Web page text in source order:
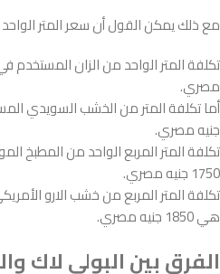
مع ذلك يمكن القول أن سعر المتر
مصري.
جنيه مصري.
تكلفة المتر المربع الواحد من المطبخ
1750 جنيه مصري.
تكلفة المتر المربع من خشب الارو
هي 1850 جنيه مصري.
الفرق بين البولي لاك